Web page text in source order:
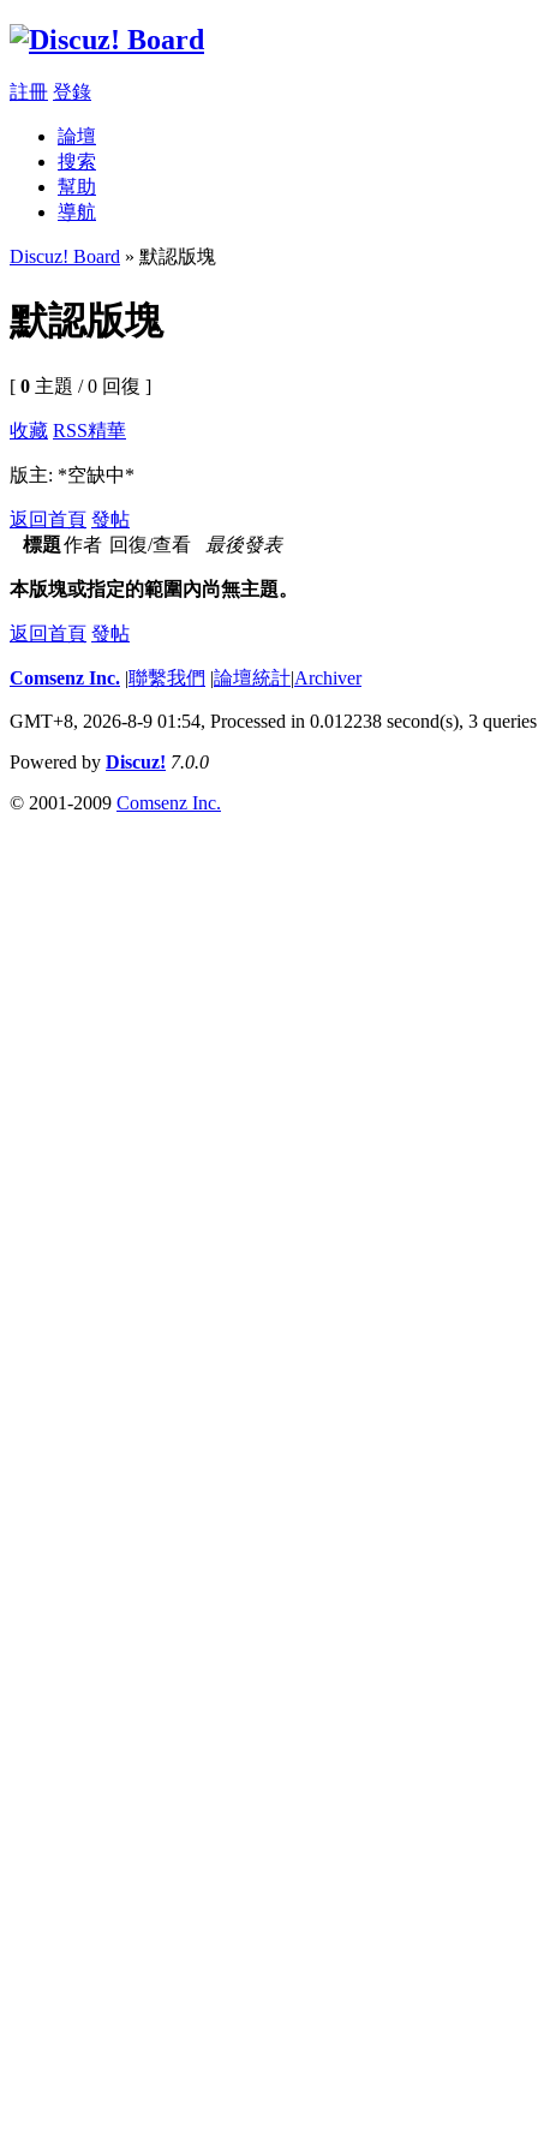
註冊 登錄
論壇
搜索
幫助
導航
Discuz! Board » 默認版塊
默認版塊
[ 0 主題 / 0 回復 ]
收藏 RSS精華
版主: *空缺中*
返回首頁 發帖
標題作者 回復/查看 最後發表
本版塊或指定的範圍內尚無主題。
返回首頁 發帖
Comsenz Inc. |聯繫我們 |論壇統計|Archiver
GMT+8, 2026-8-9 01:54, Processed in 0.012238 second(s), 3 queries
Powered by Discuz! 7.0.0
© 2001-2009 Comsenz Inc.